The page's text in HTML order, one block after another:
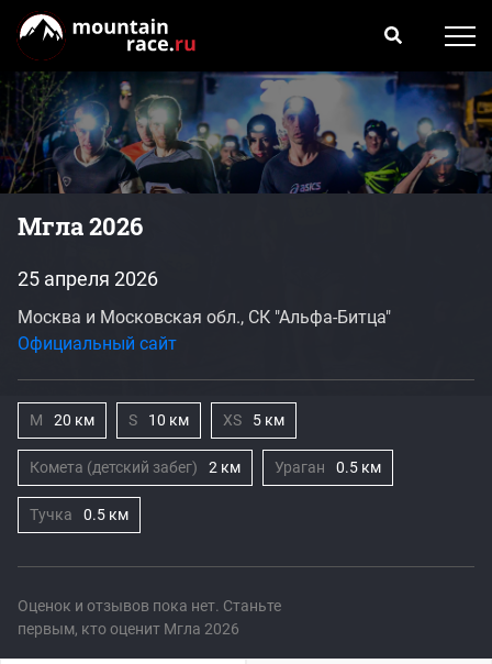
Мгла 2026
Оценок и отзывов пока нет. Станьте
первым, кто оценит Мгла 2026
25 апреля 2026
Москва и Московская обл., СК "Альфа-Битца"
Официальный сайт
M 20 км S 10 км XS 5 км
Комета (детский забег) 2 км Ураган 0.5 км
Тучка 0.5 км